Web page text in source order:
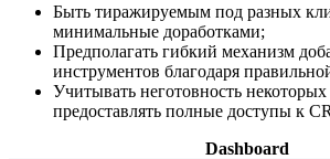
Быть тиражируемым под разных
минимальные доработками;
Предполагать гибкий механизм
инструментов благодаря
Учитывать неготовность
предоставлять полные доступы к
Dashboard